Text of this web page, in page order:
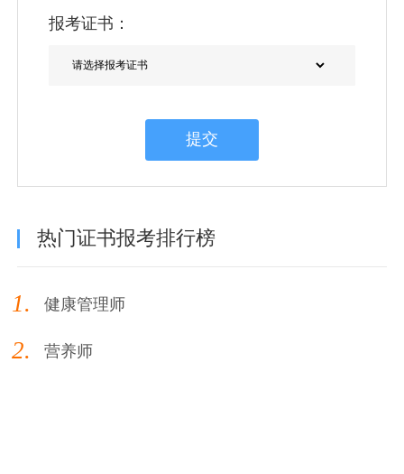
报考证书：
提交
热门证书报考排行榜
1. 健康管理师
2. 营养师